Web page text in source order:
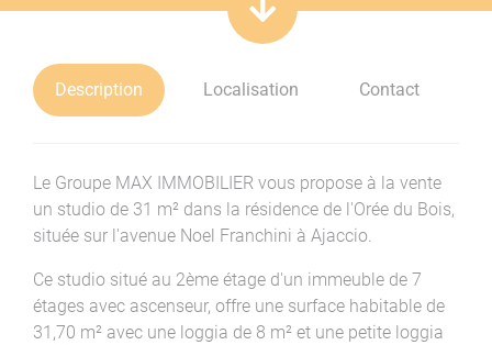
Description Localisation Contact
Le Groupe MAX IMMOBILIER vous propose à la vente
un studio de 31 m² dans la résidence de l'Orée du Bois,
située sur l'avenue Noel Franchini à Ajaccio.
Ce studio situé au 2ème étage d'un immeuble de 7
étages avec ascenseur, offre une surface habitable de
31,70 m² avec une loggia de 8 m² et une petite loggia